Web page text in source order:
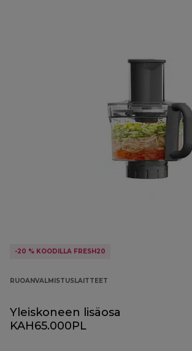
-20 % KOODILLA FRESH20
RUOANVALMISTUSLAITTEET
Yleiskoneen lisäosa
KAH65.000PL